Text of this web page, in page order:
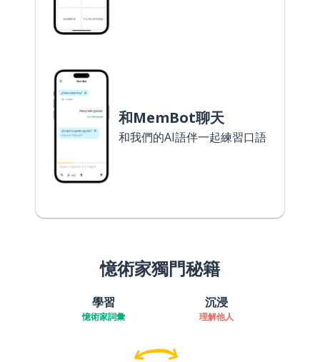
和MemBot聊天
和我們的AI語伴一起練習口語
憶術家獨門秘籍
學習
憶術家詞彙
沉浸
理解他人